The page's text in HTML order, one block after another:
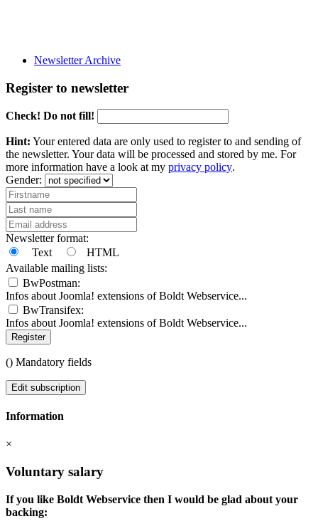
Newsletter Archive
Register to newsletter
Check! Do not fill!
Hint: Your entered data are only used to register to and sending of
the newsletter. Your data will be processed and stored by me. For
more information have a look at my privacy policy.
Gender:
Newsletter format:
Text
HTML
Available mailing lists:
BwPostman:
Infos about Joomla! extensions of Boldt Webservice...
BwTransifex:
Infos about Joomla! extensions of Boldt Webservice...
Register
() Mandatory fields
Edit subscription
Information
×
Voluntary salary
If you like Boldt Webservice then I would be glad about your
backing: